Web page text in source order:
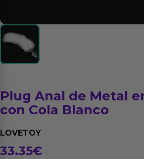
Plug Anal de Metal
con Cola Blanco
LOVETOY
33.35€